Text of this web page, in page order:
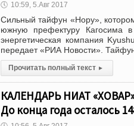
🕔 10:59, 5.Авг 2017
Сильный тайфун «Нору»,
южную префектуру Кагосима
энергетическая компания
передает «РИА Новости».
Прочитать полный текст ▸
КАЛЕНДАРЬ НИАТ
До конца года осталось